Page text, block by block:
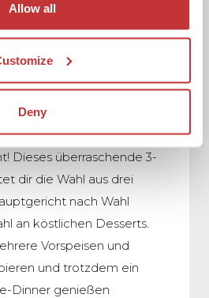
Allow all
Deny
zwischen all den
entscheiden? Kein
Degustationsmenü
Dieses überraschende 3-
dir die Wahl aus drei
nach Wahl
an köstlichen Desserts.
Vorspeisen und
und trotzdem ein
Dinner genießen